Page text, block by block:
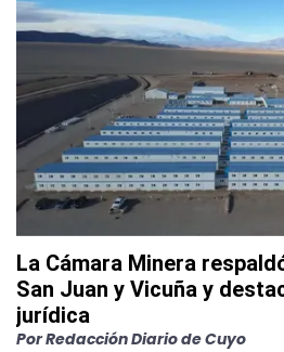
La Cámara Minera
San Juan y Vicuña y
jurídica
PorRedacción Diario de Cuyo